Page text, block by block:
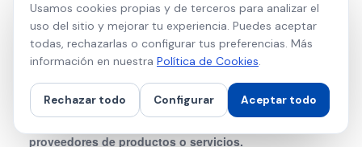
El Titular no garantiza, respalda ni asume
responsabilidad alguna respecto de ningún producto
o servicio publicitado u ofrecido por un tercero a
través del Servicio o de cualquier página web o
servicio conectados mediante enlaces, y el Titular no
será parte ni supervisará de modo alguno ninguna
proveedores de productos o servicios.
Usamos cookies propias y de terceros para analizar el
uso del sitio y mejorar tu experiencia. Puedes aceptar
todas, rechazarlas o configurar tus preferencias. Más
información en nuestra Política de Cookies.
Rechazar todo Configurar Aceptar todo